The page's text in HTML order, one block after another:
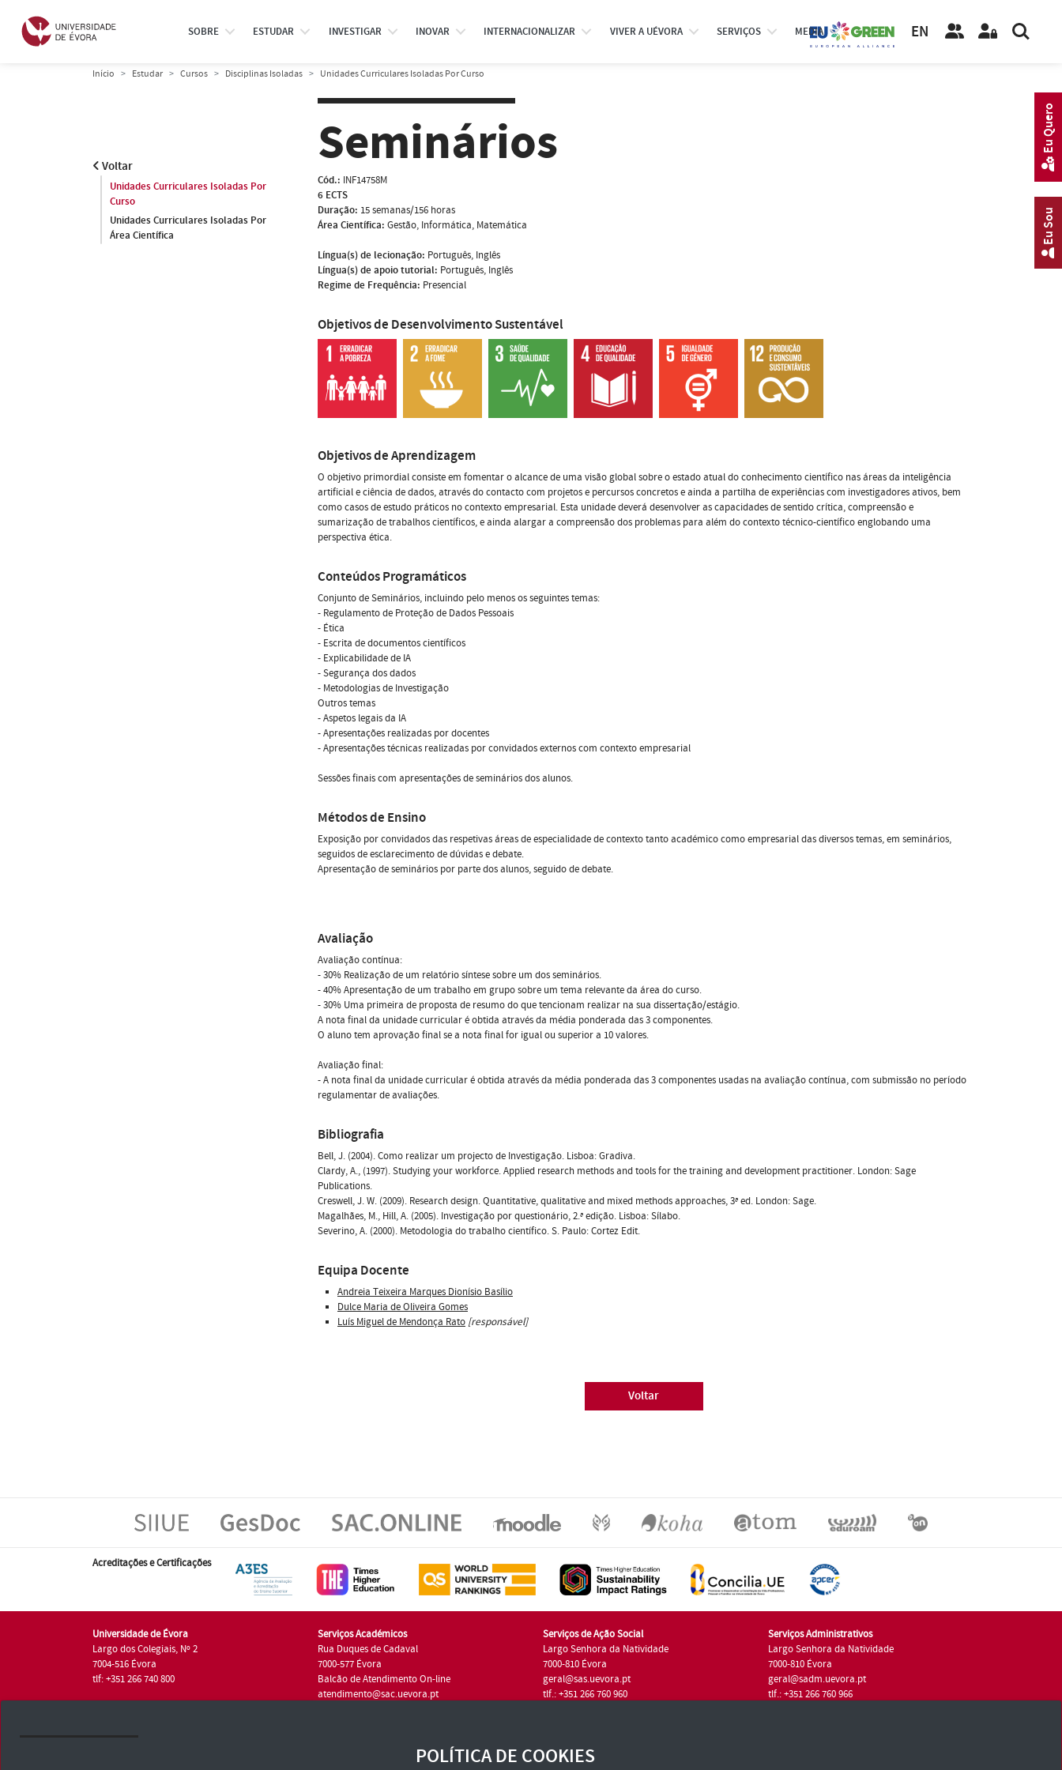
SOBRE ESTUDAR INVESTIGAR INOVAR INTERNACIONALIZAR VIVER A UÉVORA SERVIÇOS MEDIA EN
Início Estudar Cursos Disciplinas Isoladas Unidades Curriculares Isoladas Por Curso
Voltar
Unidades Curriculares Isoladas Por
Curso
Unidades Curriculares Isoladas Por
Área Científica
Seminários
Cód.: INF14758M
6 ECTS
Duração: 15 semanas/156 horas
Área Científica: Gestão, Informática, Matemática
Língua(s) de lecionação: Português, Inglês
Língua(s) de apoio tutorial: Português, Inglês
Regime de Frequência: Presencial
Objetivos de Desenvolvimento Sustentável
Objetivos de Aprendizagem
O objetivo primordial consiste em fomentar o alcance de uma visão global sobre o estado atual do conhecimento científico nas áreas da inteligência
artificial e ciência de dados, através do contacto com projetos e percursos concretos e ainda a partilha de experiências com investigadores ativos, bem
como casos de estudo práticos no contexto empresarial. Esta unidade deverá desenvolver as capacidades de sentido crítica, compreensão e
sumarização de trabalhos científicos, e ainda alargar a compreensão dos problemas para além do contexto técnico-científico englobando uma
perspectiva ética.
Conteúdos Programáticos
Conjunto de Seminários, incluindo pelo menos os seguintes temas:
- Regulamento de Proteção de Dados Pessoais
- Ética
- Escrita de documentos científicos
- Explicabilidade de IA
- Segurança dos dados
- Metodologias de Investigação
Outros temas
- Aspetos legais da IA
- Apresentações realizadas por docentes
- Apresentações técnicas realizadas por convidados externos com contexto empresarial
Sessões finais com apresentações de seminários dos alunos.
Métodos de Ensino
Exposição por convidados das respetivas áreas de especialidade de contexto tanto académico como empresarial das diversos temas, em seminários,
seguidos de esclarecimento de dúvidas e debate.
Apresentação de seminários por parte dos alunos, seguido de debate.
Avaliação
Avaliação contínua:
- 30% Realização de um relatório síntese sobre um dos seminários.
- 40% Apresentação de um trabalho em grupo sobre um tema relevante da área do curso.
- 30% Uma primeira de proposta de resumo do que tencionam realizar na sua dissertação/estágio.
A nota final da unidade curricular é obtida através da média ponderada das 3 componentes.
O aluno tem aprovação final se a nota final for igual ou superior a 10 valores.
Avaliação final:
- A nota final da unidade curricular é obtida através da média ponderada das 3 componentes usadas na avaliação contínua, com submissão no período
regulamentar de avaliações.
Bibliografia
Bell, J. (2004). Como realizar um projecto de Investigação. Lisboa: Gradiva.
Clardy, A., (1997). Studying your workforce. Applied research methods and tools for the training and development practitioner. London: Sage
Publications.
Creswell, J. W. (2009). Research design. Quantitative, qualitative and mixed methods approaches, 3ª ed. London: Sage.
Magalhães, M., Hill, A. (2005). Investigação por questionário, 2.ª edição. Lisboa: Sílabo.
Severino, A. (2000). Metodologia do trabalho científico. S. Paulo: Cortez Edit.
Equipa Docente
Andreia Teixeira Marques Dionísio Basílio
Dulce Maria de Oliveira Gomes
Luís Miguel de Mendonça Rato [responsável]
Voltar
Acreditações e Certificações
Universidade de Évora
Largo dos Colegiais, Nº 2
7004-516 Évora
tlf: +351 266 740 800
Serviços Académicos
Rua Duques de Cadaval
7000-577 Évora
Balcão de Atendimento On-line
atendimento@sac.uevora.pt
Serviços de Ação Social
Largo Senhora da Natividade
7000-810 Évora
geral@sas.uevora.pt
tlf.: +351 266 760 960
Serviços Administrativos
Largo Senhora da Natividade
7000-810 Évora
geral@sadm.uevora.pt
tlf.: +351 266 760 966
Eu Sou
Eu Quero
POLÍTICA DE COOKIES